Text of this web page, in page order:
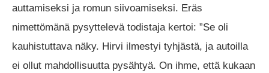
auttamiseksi ja romun siivoamiseksi. Eräs
nimettömänä pysyttelevä todistaja kertoi: ”Se oli
kauhistuttava näky. Hirvi ilmestyi tyhjästä, ja autoilla
ei ollut mahdollisuutta pysähtyä. On ihme, että kukaan